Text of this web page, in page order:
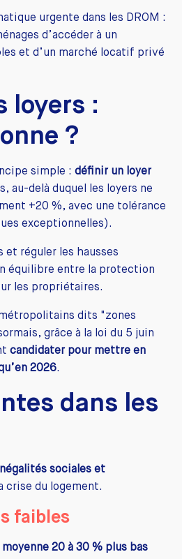
urgente dans les DROM :
d’accéder à un
et d’un marché locatif privé
loyers :
?
simple :définir un loyer
au-delà duquel les loyers ne
+20 %, avec une tolérance
exceptionnelles).
réguler les hausses
équilibre entre la protection
les propriétaires.
dits "zones
grâce à la loi du 5 juin
candidater pour mettre en
2026.
dans les
sociales et
crise du logement.
faibles
20 à 30 % plus bas